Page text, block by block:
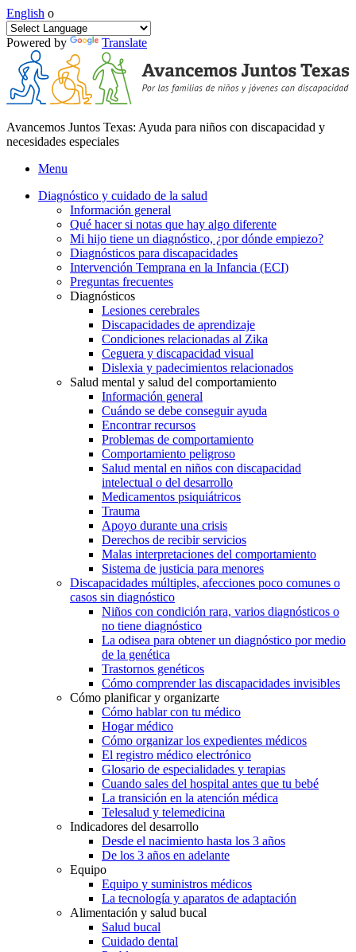
English o
Powered by Translate
Avancemos Juntos Texas: Ayuda para niños con discapacidad y
necesidades especiales
Menu
Diagnóstico y cuidado de la salud
Información general
Qué hacer si notas que hay algo diferente
Mi hijo tiene un diagnóstico, ¿por dónde empiezo?
Diagnósticos para discapacidades
Intervención Temprana en la Infancia (ECI)
Preguntas frecuentes
Diagnósticos
Lesiones cerebrales
Discapacidades de aprendizaje
Condiciones relacionadas al Zika
Ceguera y discapacidad visual
Dislexia y padecimientos relacionados
Salud mental y salud del comportamiento
Información general
Cuándo se debe conseguir ayuda
Encontrar recursos
Problemas de comportamiento
Comportamiento peligroso
Salud mental en niños con discapacidad
intelectual o del desarrollo
Medicamentos psiquiátricos
Trauma
Apoyo durante una crisis
Derechos de recibir servicios
Malas interpretaciones del comportamiento
Sistema de justicia para menores
Discapacidades múltiples, afecciones poco comunes o
casos sin diagnóstico
Niños con condición rara, varios diagnósticos o
no tiene diagnóstico
La odisea para obtener un diagnóstico por medio
de la genética
Trastornos genéticos
Cómo comprender las discapacidades invisibles
Cómo planificar y organizarte
Cómo hablar con tu médico
Hogar médico
Cómo organizar los expedientes médicos
El registro médico electrónico
Glosario de especialidades y terapias
Cuando sales del hospital antes que tu bebé
La transición en la atención médica
Telesalud y telemedicina
Indicadores del desarrollo
Desde el nacimiento hasta los 3 años
De los 3 años en adelante
Equipo
Equipo y suministros médicos
La tecnología y aparatos de adaptación
Alimentación y salud bucal
Salud bucal
Cuidado dental